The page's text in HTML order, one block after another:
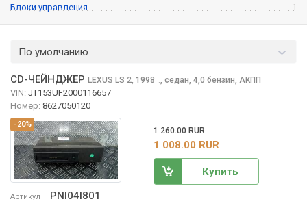
Блоки управления
1
По умолчанию
-20%
Артикул PNI04I801
CD-ЧЕЙНДЖЕР LEXUS LS 2, 1998г., седан, 4,0 бензин, АКПП
VIN: JT153UF2000116657
Номер: 8627050120
1 260.00 RUR
1 008.00 RUR
Купить